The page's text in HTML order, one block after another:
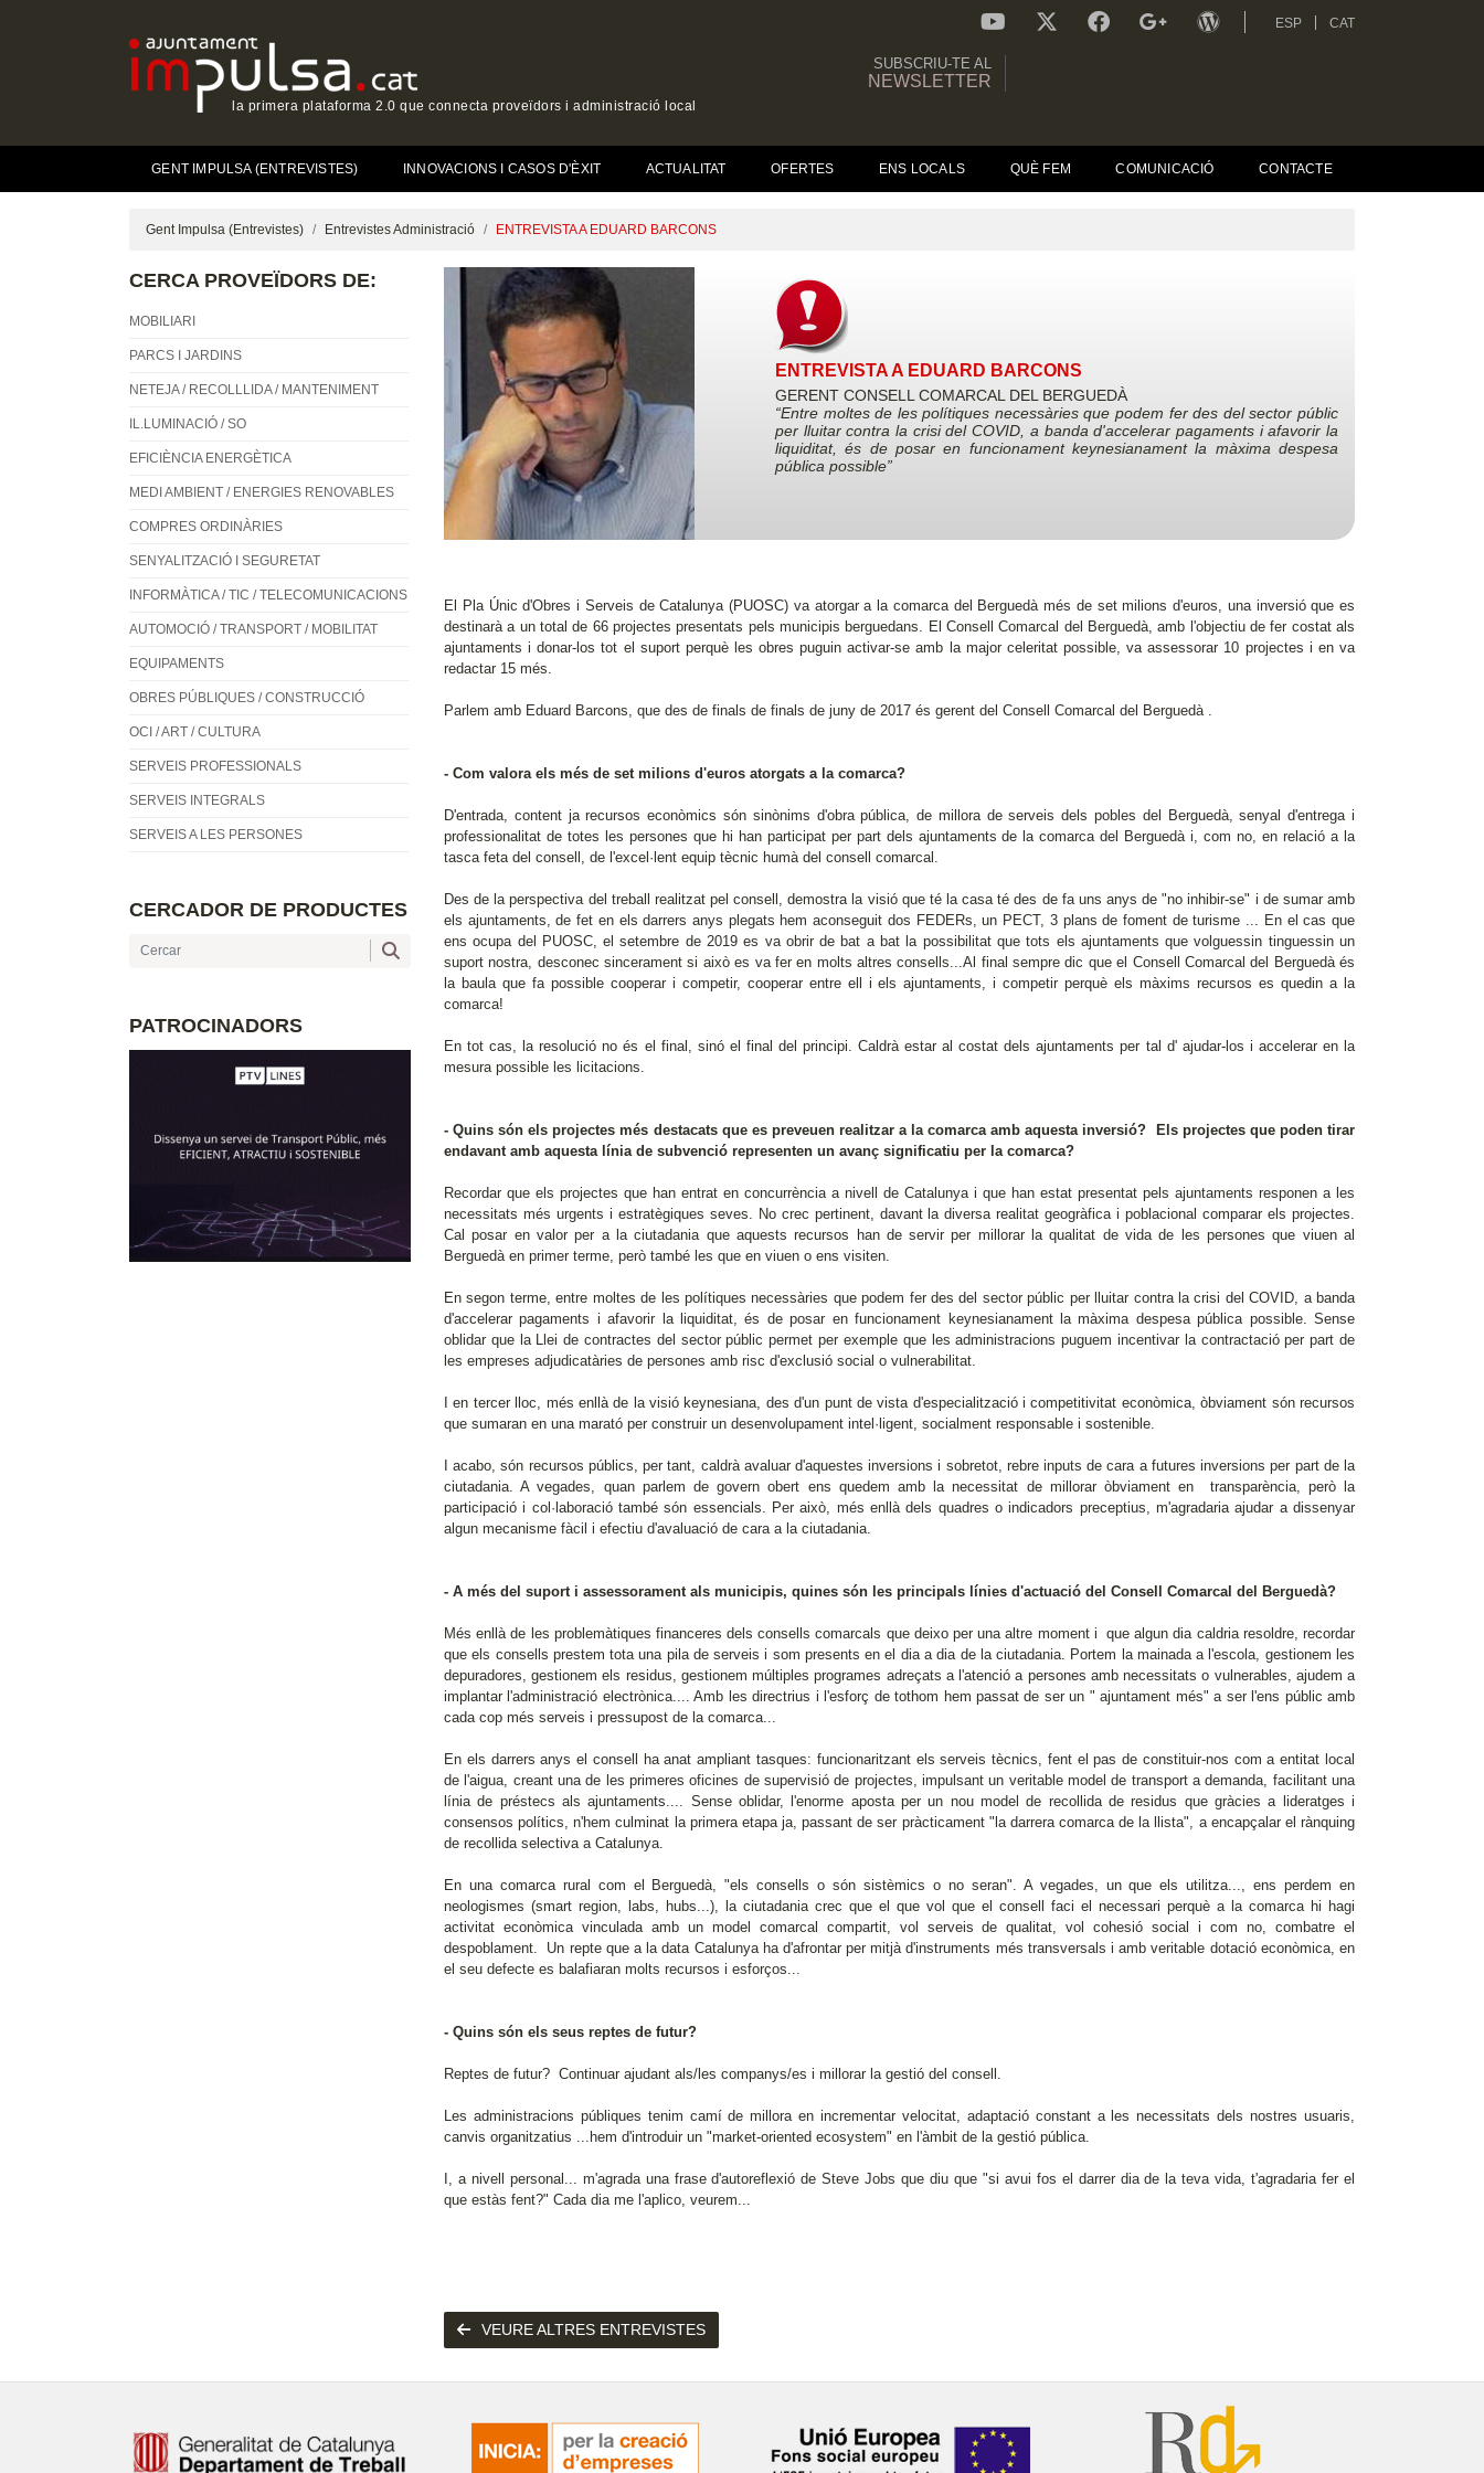
la primera plataforma 2.0 que connecta proveïdors i administració local
ESP CAT
SUBSCRIU-TE AL
NEWSLETTER
GENT IMPULSA (ENTREVISTES)(CURRENT)INNOVACIONS I CASOS D'ÈXIT ACTUALITAT OFERTES ENS LOCALS QUÈ FEM COMUNICACIÓ CONTACTE
Gent Impulsa (Entrevistes) Entrevistes Administració ENTREVISTA A EDUARD BARCONS
CERCA PROVEÏDORS DE:
MOBILIARI
PARCS I JARDINS
NETEJA / RECOLLLIDA / MANTENIMENT
IL.LUMINACIÓ / SO
EFICIÈNCIA ENERGÈTICA
MEDI AMBIENT / ENERGIES RENOVABLES
COMPRES ORDINÀRIES
SENYALITZACIÓ I SEGURETAT
INFORMÀTICA / TIC / TELECOMUNICACIONS
AUTOMOCIÓ / TRANSPORT / MOBILITAT
EQUIPAMENTS
OBRES PÚBLIQUES / CONSTRUCCIÓ
OCI / ART / CULTURA
SERVEIS PROFESSIONALS
SERVEIS INTEGRALS
SERVEIS A LES PERSONES
CERCADOR DE PRODUCTES
PATROCINADORS
ENTREVISTA A EDUARD BARCONS
GERENT CONSELL COMARCAL DEL BERGUEDÀ
“Entre moltes de les polítiques necessàries que podem fer des del sector públic
per lluitar contra la crisi del COVID, a banda d'accelerar pagaments i afavorir la
liquiditat, és de posar en funcionament keynesianament la màxima despesa
pública possible”
El Pla Únic d'Obres i Serveis de Catalunya (PUOSC) va atorgar a la comarca del Berguedà més de set milions d'euros, una inversió que es
destinarà a un total de 66 projectes presentats pels municipis berguedans. El Consell Comarcal del Berguedà, amb l'objectiu de fer costat als
ajuntaments i donar-los tot el suport perquè les obres puguin activar-se amb la major celeritat possible, va assessorar 10 projectes i en va
redactar 15 més.
Parlem amb Eduard Barcons, que des de finals de finals de juny de 2017 és gerent del Consell Comarcal del Berguedà .
- Com valora els més de set milions d'euros atorgats a la comarca?
D'entrada, content ja recursos econòmics són sinònims d'obra pública, de millora de serveis dels pobles del Berguedà, senyal d'entrega i
professionalitat de totes les persones que hi han participat per part dels ajuntaments de la comarca del Berguedà i, com no, en relació a la
tasca feta del consell, de l'excel·lent equip tècnic humà del consell comarcal.
Des de la perspectiva del treball realitzat pel consell, demostra la visió que té la casa té des de fa uns anys de "no inhibir-se" i de sumar amb
els ajuntaments, de fet en els darrers anys plegats hem aconseguit dos FEDERs, un PECT, 3 plans de foment de turisme ... En el cas que
ens ocupa del PUOSC, el setembre de 2019 es va obrir de bat a bat la possibilitat que tots els ajuntaments que volguessin tinguessin un
suport nostra, desconec sincerament si això es va fer en molts altres consells...Al final sempre dic que el Consell Comarcal del Berguedà és
la baula que fa possible cooperar i competir, cooperar entre ell i els ajuntaments, i competir perquè els màxims recursos es quedin a la
comarca!
En tot cas, la resolució no és el final, sinó el final del principi. Caldrà estar al costat dels ajuntaments per tal d' ajudar-los i accelerar en la
mesura possible les licitacions.
- Quins són els projectes més destacats que es preveuen realitzar a la comarca amb aquesta inversió? Els projectes que poden tirar
endavant amb aquesta línia de subvenció representen un avanç significatiu per la comarca?
Recordar que els projectes que han entrat en concurrència a nivell de Catalunya i que han estat presentat pels ajuntaments responen a les
necessitats més urgents i estratègiques seves. No crec pertinent, davant la diversa realitat geogràfica i poblacional comparar els projectes.
Cal posar en valor per a la ciutadania que aquests recursos han de servir per millorar la qualitat de vida de les persones que viuen al
Berguedà en primer terme, però també les que en viuen o ens visiten.
En segon terme, entre moltes de les polítiques necessàries que podem fer des del sector públic per lluitar contra la crisi del COVID, a banda
d'accelerar pagaments i afavorir la liquiditat, és de posar en funcionament keynesianament la màxima despesa pública possible. Sense
oblidar que la Llei de contractes del sector públic permet per exemple que les administracions puguem incentivar la contractació per part de
les empreses adjudicatàries de persones amb risc d'exclusió social o vulnerabilitat.
I en tercer lloc, més enllà de la visió keynesiana, des d'un punt de vista d'especialització i competitivitat econòmica, òbviament són recursos
que sumaran en una marató per construir un desenvolupament intel·ligent, socialment responsable i sostenible.
I acabo, són recursos públics, per tant, caldrà avaluar d'aquestes inversions i sobretot, rebre inputs de cara a futures inversions per part de la
ciutadania. A vegades, quan parlem de govern obert ens quedem amb la necessitat de millorar òbviament en transparència, però la
participació i col·laboració també són essencials. Per això, més enllà dels quadres o indicadors preceptius, m'agradaria ajudar a dissenyar
algun mecanisme fàcil i efectiu d'avaluació de cara a la ciutadania.
- A més del suport i assessorament als municipis, quines són les principals línies d'actuació del Consell Comarcal del Berguedà?
Més enllà de les problemàtiques financeres dels consells comarcals que deixo per una altre moment i que algun dia caldria resoldre, recordar
que els consells prestem tota una pila de serveis i som presents en el dia a dia de la ciutadania. Portem la mainada a l'escola, gestionem les
depuradores, gestionem els residus, gestionem múltiples programes adreçats a l'atenció a persones amb necessitats o vulnerables, ajudem a
implantar l'administració electrònica.... Amb les directrius i l'esforç de tothom hem passat de ser un " ajuntament més" a ser l'ens públic amb
cada cop més serveis i pressupost de la comarca...
En els darrers anys el consell ha anat ampliant tasques: funcionaritzant els serveis tècnics, fent el pas de constituir-nos com a entitat local
de l'aigua, creant una de les primeres oficines de supervisió de projectes, impulsant un veritable model de transport a demanda, facilitant una
línia de préstecs als ajuntaments.... Sense oblidar, l'enorme aposta per un nou model de recollida de residus que gràcies a lideratges i
consensos polítics, n'hem culminat la primera etapa ja, passant de ser pràcticament "la darrera comarca de la llista", a encapçalar el rànquing
de recollida selectiva a Catalunya.
En una comarca rural com el Berguedà, "els consells o són sistèmics o no seran". A vegades, un que els utilitza..., ens perdem en
neologismes (smart region, labs, hubs...), la ciutadania crec que el que vol que el consell faci el necessari perquè a la comarca hi hagi
activitat econòmica vinculada amb un model comarcal compartit, vol serveis de qualitat, vol cohesió social i com no, combatre el
despoblament. Un repte que a la data Catalunya ha d'afrontar per mitjà d'instruments més transversals i amb veritable dotació econòmica, en
el seu defecte es balafiaran molts recursos i esforços...
- Quins són els seus reptes de futur?
Reptes de futur? Continuar ajudant als/les companys/es i millorar la gestió del consell.
Les administracions públiques tenim camí de millora en incrementar velocitat, adaptació constant a les necessitats dels nostres usuaris,
canvis organitzatius ...hem d'introduir un "market-oriented ecosystem" en l'àmbit de la gestió pública.
I, a nivell personal... m'agrada una frase d'autoreflexió de Steve Jobs que diu que "si avui fos el darrer dia de la teva vida, t'agradaria fer el
que estàs fent?" Cada dia me l'aplico, veurem...
VEURE ALTRES ENTREVISTES